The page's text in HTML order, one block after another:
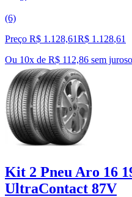
(6)
Preço R$ 1.128,61R$ 1.128,61
Ou 10x de R$ 112,86 sem juros
Kit 2 Pneu Aro 16
UltraContact 87V